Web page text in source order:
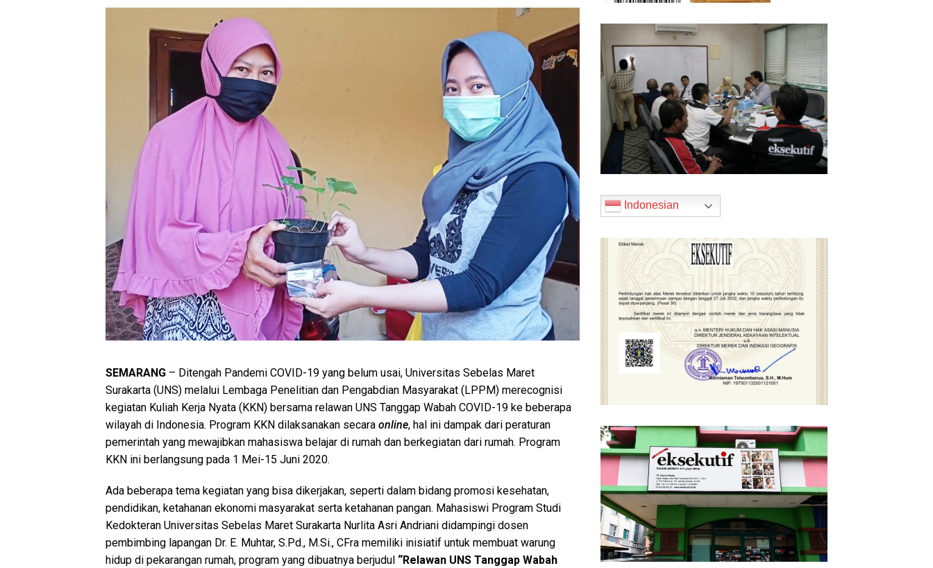
SEMARANG – Ditengah Pandemi COVID-19 yang belum usai, Universitas Sebelas Maret
Surakarta (UNS) melalui Lembaga Penelitian dan Pengabdian Masyarakat (LPPM) merecognisi
kegiatan Kuliah Kerja Nyata (KKN) bersama relawan UNS Tanggap Wabah COVID-19 ke beberapa
wilayah di Indonesia. Program KKN dilaksanakan secara online, hal ini dampak dari peraturan
pemerintah yang mewajibkan mahasiswa belajar di rumah dan berkegiatan dari rumah. Program
KKN ini berlangsung pada 1 Mei-15 Juni 2020.
Ada beberapa tema kegiatan yang bisa dikerjakan, seperti dalam bidang promosi kesehatan,
pendidikan, ketahanan ekonomi masyarakat serta ketahanan pangan. Mahasiswi Program Studi
Kedokteran Universitas Sebelas Maret Surakarta Nurlita Asri Andriani didampingi dosen
pembimbing lapangan Dr. E. Muhtar, S.Pd., M.Si., CFra memiliki inisiatif untuk membuat warung
hidup di pekarangan rumah, program yang dibuatnya berjudul “Relawan UNS Tanggap Wabah
Indonesian